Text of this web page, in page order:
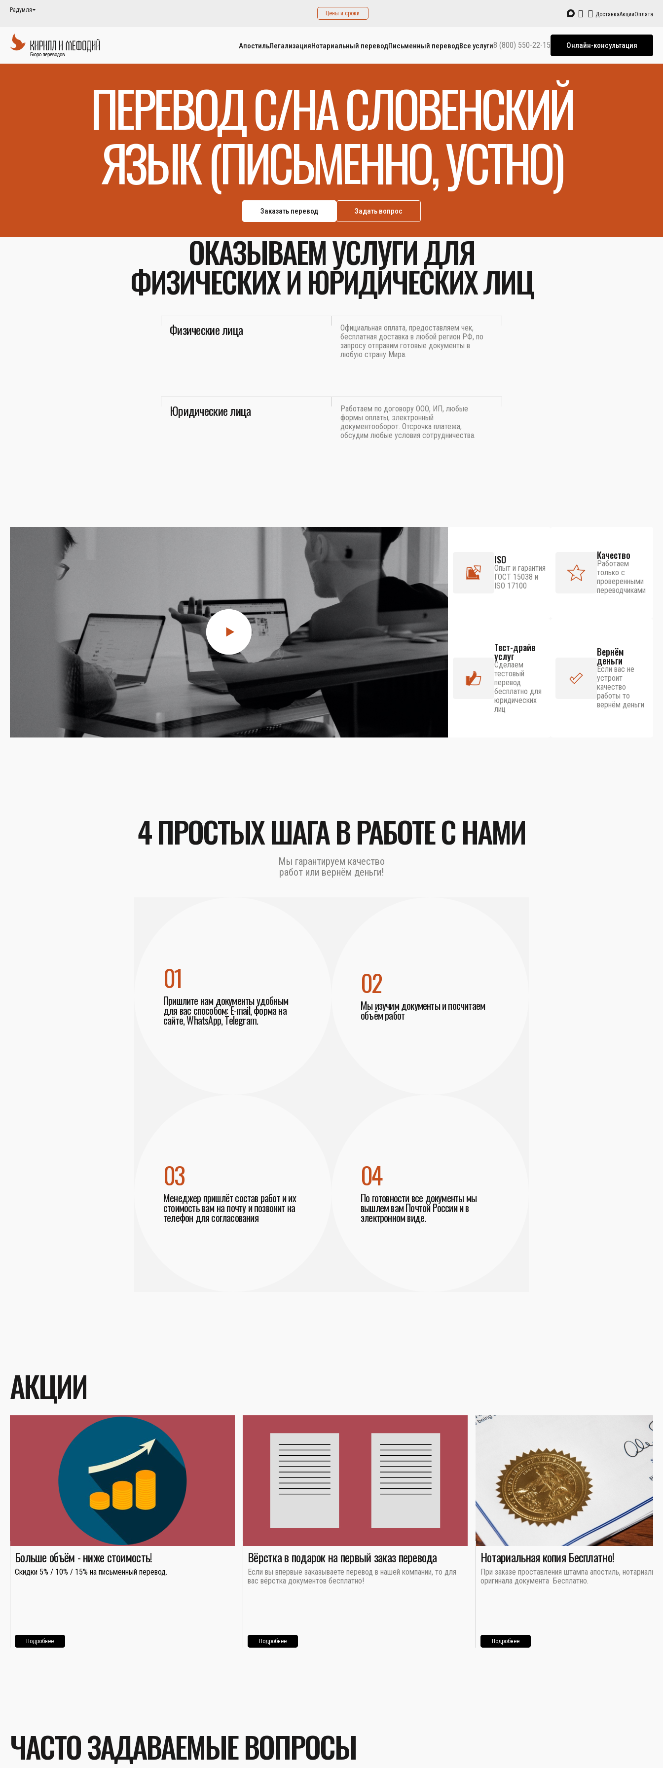
Радумля Цены и сроки ДоставкаАкцииОплата
АпостильЛегализацияНотариальный переводПисьменный переводВсе услуги8 (800) 550-22-15 Онлайн-консультация
ПЕРЕВОД С/НА СЛОВЕНСКИЙ
ЯЗЫК (ПИСЬМЕННО, УСТНО)
Заказать перевод Задать вопрос
ОКАЗЫВАЕМ УСЛУГИ ДЛЯ
ФИЗИЧЕСКИХ И ЮРИДИЧЕСКИХ ЛИЦ
Физические лица
Официальная оплата, предоставляем чек,
бесплатная доставка в любой регион РФ, по
запросу отправим готовые документы в
любую страну Мира.
Юридические лица
Работаем по договору ООО, ИП, любые
формы оплаты, электронный
документооборот. Отсрочка платежа,
обсудим любые условия сотрудничества.
ISO
Опыт и гарантия
ГОСТ 15038 и
ISO 17100
Качество
Работаем
только с
проверенными
переводчиками
Тест-драйв
услуг
Сделаем
тестовый
перевод
бесплатно для
юридических
лиц
Вернём
деньги
Если вас не
устроит
качество
работы то
вернём деньги
4 ПРОСТЫХ ШАГА В РАБОТЕ С НАМИ
Мы гарантируем качество
работ или вернём деньги!
01
Пришлите нам документы удобным
для вас способом: E-mail, форма на
сайте, WhatsApp, Telegram.
02
Мы изучим документы и посчитаем
объём работ
04
По готовности все документы мы
вышлем вам Почтой России и в
электронном виде.
03
Менеджер пришлёт состав работ и их
стоимость вам на почту и позвонит на
телефон для согласования
АКЦИИ
Больше объём - ниже стоимость!
Скидки 5% / 10% / 15% на письменный перевод.
Подробнее
Вёрстка в подарок на первый заказ перевода
Если вы впервые заказываете перевод в нашей компании, то для
вас вёрстка документов бесплатно!
Подробнее
Нотариальная копия Бесплатно!
При заказе проставления штампа апостиль,
оригинала документа Бесплатно.
Подробнее
ЧАСТО ЗАДАВАЕМЫЕ ВОПРОСЫ